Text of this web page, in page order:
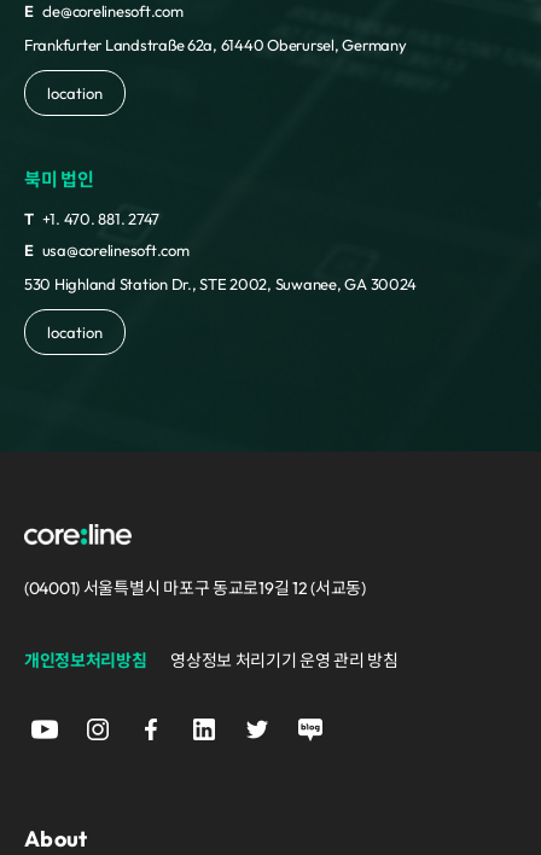
E cle@corelinesoft.com
Frankfurter Landstraße 62a, 61440 Oberursel, Germany
location
북미 법인
T +1. 470. 881. 2747
E usa@corelinesoft.com
530 Highland Station Dr., STE 2002, Suwanee, GA 30024
location
(04001) 서울특별시 마포구 동교로19길 12 (서교동)
개인정보처리방침 영상정보 처리기기 운영 관리 방침
About